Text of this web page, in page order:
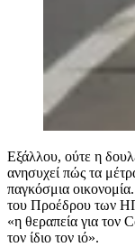
Εξάλλου, ούτε η
ανησυχεί πώς τα
παγκόσμια
του Προέδρου των
«η θεραπεία για τον
τον ίδιο τον ιό».